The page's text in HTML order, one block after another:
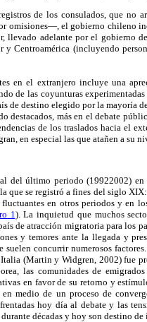
de los consulados, que no
omisiones—, el gobierno chileno
adelante por el gobierno
y Centroamérica (incluyendo
en el extranjero incluye una
de las coyunturas
de destino elegido por la mayoría
destacados, más en el debate
de los traslados hacia el
en especial las que atañen a su
del último periodo (19922002)
que se registró a fines del siglo
en otros periodos y en
1). La inquietud que muchos
de atracción migratoria para los
y temores ante la llegada y
concurrir numerosos
Italia (Martin y Widgren, 2002) fue
las comunidades de
en favor de su retorno y
medio de un proceso de
hoy día al debate y las
décadas y hoy son destino